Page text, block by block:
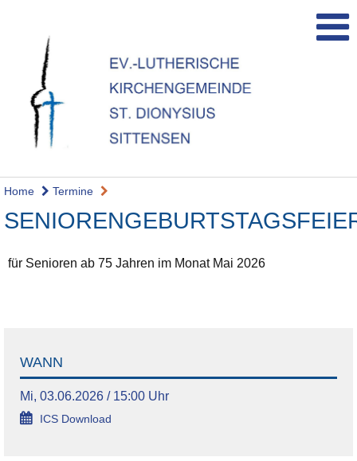
Home Termine
für Senioren ab 75 Jahren im Monat Mai 2026
WANN
Mi, 03.06.2026 / 15:00 Uhr
ICS Download